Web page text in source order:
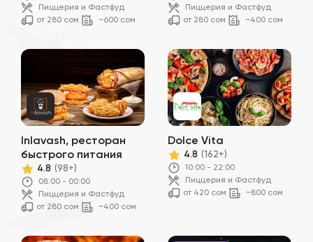
Пиццерия и Фастфуд
от 280 сом
~600 сом
Пиццерия и Фастфуд
от 280 сом
~400 сом
Inlavash, ресторан
быстрого питания
4.8 (98+)
08:00 - 00:00
Пиццерия и Фастфуд
от 280 сом
~400 сом
Dolce Vita
4.8 (162+)
10:00 - 22:00
Пиццерия и Фастфуд
от 420 сом
~800 сом